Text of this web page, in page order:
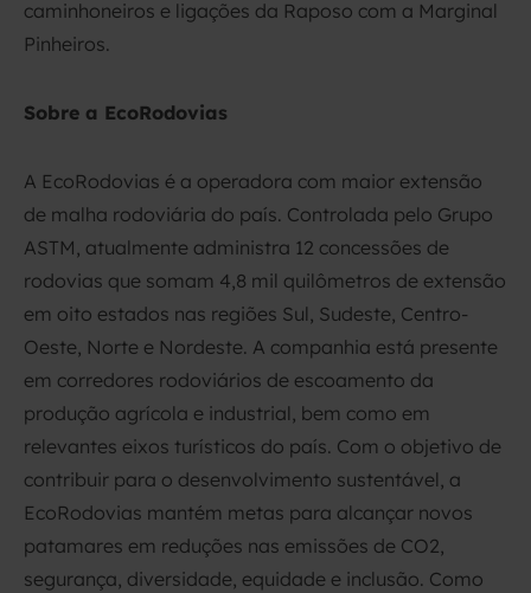
caminhoneiros e ligações da Raposo com a Marginal
Pinheiros.
Sobre a EcoRodovias
A EcoRodovias é a operadora com maior extensão
de malha rodoviária do país. Controlada pelo Grupo
ASTM, atualmente administra 12 concessões de
rodovias que somam 4,8 mil quilômetros de extensão
em oito estados nas regiões Sul, Sudeste, Centro-
Oeste, Norte e Nordeste. A companhia está presente
em corredores rodoviários de escoamento da
produção agrícola e industrial, bem como em
relevantes eixos turísticos do país. Com o objetivo de
contribuir para o desenvolvimento sustentável, a
EcoRodovias mantém metas para alcançar novos
patamares em reduções nas emissões de CO2,
segurança, diversidade, equidade e inclusão. Como